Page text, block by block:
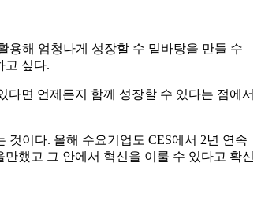
용해 엄청나게 성장할 수 밑바탕을 만들 수
고 싶다.
면 언제든지 함께 성장할 수 있다는 점에서
이다. 올해 수요기업도 CES에서 2년 연속
했고 그 안에서 혁신을 이룰 수 있다고 확신